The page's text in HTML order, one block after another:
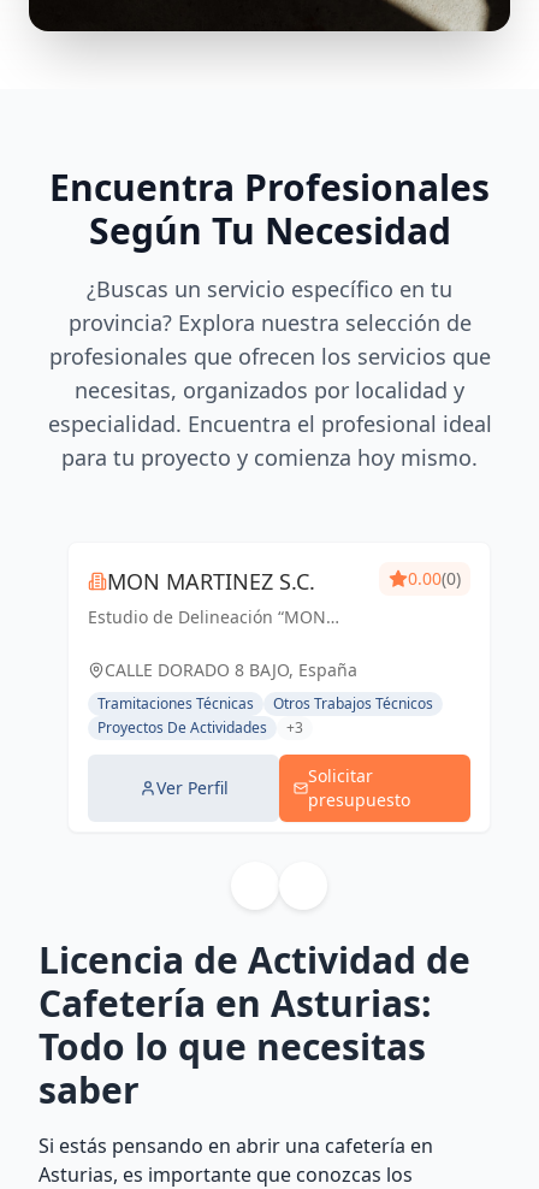
Encuentra Profesionales
Según Tu Necesidad
¿Buscas un servicio específico en tu
provincia? Explora nuestra selección de
profesionales que ofrecen los servicios que
necesitas, organizados por localidad y
especialidad. Encuentra el profesional ideal
para tu proyecto y comienza hoy mismo.
MON MARTINEZ S.C.
Estudio de Delineación “MON
trayectoria de más de 25 años de
experiencia. Entendemos nuestro
trabajo, como parte importante de
un trabajo...
0.00(0)
CALLE DORADO 8 BAJO, España
Tramitaciones Técnicas
Otros Trabajos Técnicos
Proyectos De Actividades
+3
Ver Perfil
Solicitar
presupuesto
Licencia de Actividad de
Cafetería en Asturias:
Todo lo que necesitas
saber
Si estás pensando en abrir una cafetería en
Asturias, es importante que conozcas los